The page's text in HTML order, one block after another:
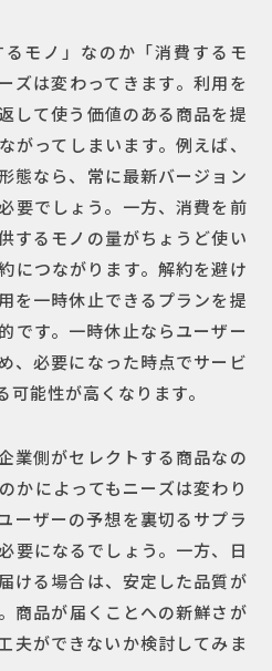
モノ」なのか「消費するモ
ズは変わってきます。利用を
して使う価値のある商品を提
がってしまいます。例えば、
態なら、常に最新バージョン
要でしょう。一方、消費を前
するモノの量がちょうど使い
につながります。解約を避け
を一時休止できるプランを提
です。一時休止ならユーザー
、必要になった時点でサービ
能性が高くなります。
業側がセレクトする商品なの
かによってもニーズは変わり
ーザーの予想を裏切るサプラ
要になるでしょう。一方、日
ける場合は、安定した品質が
商品が届くことへの新鮮さが
夫ができないか検討してみま